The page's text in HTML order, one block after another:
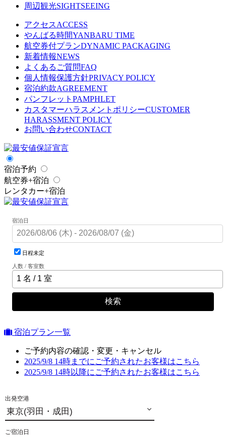
周辺観光SIGHTSEEING
アクセスACCESS
やんばる時間YANBARU TIME
航空券付プランDYNAMIC PACKAGING
新着情報NEWS
よくあるご質問FAQ
個人情報保護方針PRIVACY POLICY
宿泊約款AGREEMENT
パンフレット PAMPHLET
カスタマーハラスメントポリシーCUSTOMER
HARASSMENT POLICY
お問い合わせCONTACT
宿泊予約
航空券+宿泊
レンタカー+宿泊
宿泊日
日程未定
人数 / 客室数
検索
宿泊プラン一覧
ご予約内容の確認・変更・キャンセル
2025/9/8 14時までにご予約されたお客様はこちら
2025/9/8 14時以降にご予約されたお客様はこちら